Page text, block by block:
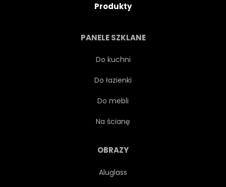
Produkty
PANELE SZKLANE
Do kuchni
Do łazienki
Do mebli
Na ścianę
OBRAZY
Aluglass